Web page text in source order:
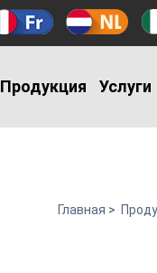
Продукция Услуги
Главная >